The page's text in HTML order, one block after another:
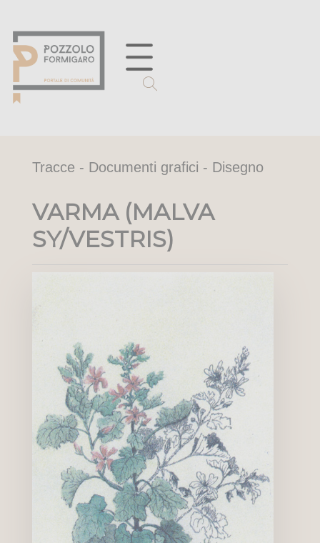
Tracce - Documenti grafici - Disegno
VARMA (MALVA
SY/VESTRIS)